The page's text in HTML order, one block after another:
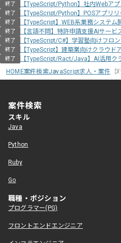
終了 【TypeScript/Python】社内Webア
終了 【TypeScript/Python】POSアプリ
終了 【TypeScript】WEB系業務システム
終了 【言語不問】特許申請支援AIサービ
終了 【TypeScript/C#】学習塾向けフロ
終了 【TypeScript】建築業向けクラウド
終了
【TypeScript/Ract/Java】AI活用ク
HOME案件検索JavaScript求人・案件
案件検索
スキル
Java
Python
Ruby
Go
職種・ポジション
プログラマー(PG)
フロントエンドエンジニア